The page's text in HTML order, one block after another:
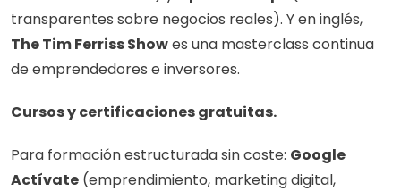
The Tim Ferriss Show es una masterclass continua
de emprendedores e inversores.
Cursos y certificaciones gratuitas.
Para formación estructurada sin coste: Google
Actívate (emprendimiento, marketing digital,